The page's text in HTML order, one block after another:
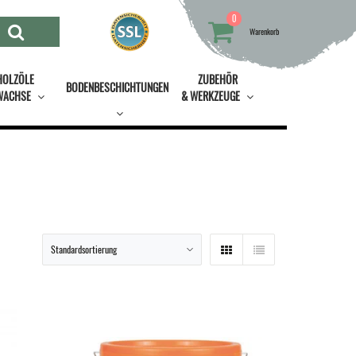
0
Warenkorb
BODENBESCHICHTUNGEN
ZUBEHÖR
& WERKZEUGE